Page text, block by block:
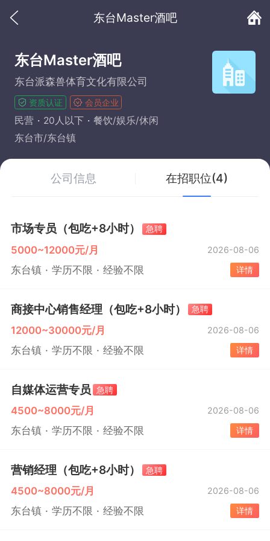
东台Master酒吧
东台Master酒吧
东台派森兽体育文化有限公司
资质认证 会员企业
民营 20人以下
餐饮/娱乐/休闲
东台市/东台镇
公司信息 在招职位(4)
市场专员（包吃+8小时） 急聘
5000~12000元/月 2026-08-06
东台镇 学历不限 经验不限 详情
商接中心销售经理（包吃+8小时） 急聘
12000~30000元/月 2026-08-06
东台镇 学历不限 经验不限 详情
自媒体运营专员 急聘
4500~8000元/月 2026-08-06
东台镇 学历不限 经验不限 详情
营销经理（包吃+8小时） 急聘
4500~8000元/月 2026-08-06
东台镇 学历不限 经验不限 详情